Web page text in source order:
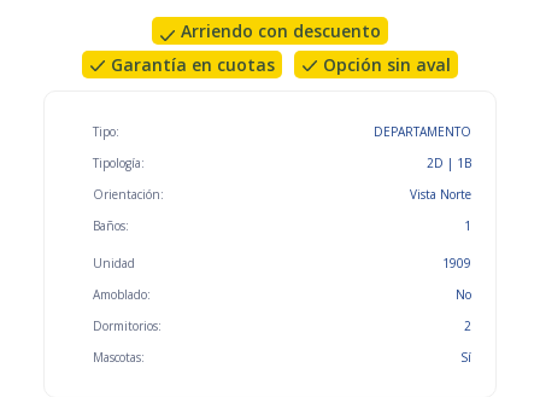
Arriendo con descuento
Garantía en cuotas
Opción sin aval
Tipo:
Tipología:
Orientación:
Baños:
DEPARTAMENTO
2D | 1B
Vista Norte
1
Unidad
Amoblado:
Dormitorios:
Mascotas:
1909
No
2
Sí